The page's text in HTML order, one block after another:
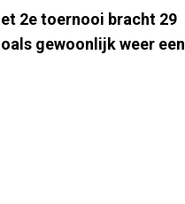
2e toernooi bracht 29
gewoonlijk weer een